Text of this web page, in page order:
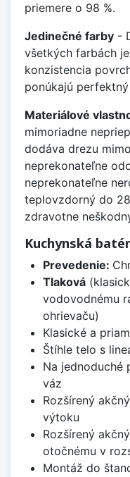
priemere o 98 %.
Jedinečné farby -
všetkých farbách
konzistencia
ponúkajú
Materiálové
mimoriadne
dodáva drezu
neprekonateľne
neprekonateľne
teplovzdorný do
zdravotne
Kuchynská
Prevedenie:
Tlaková
vodovodnému
ohrievaču)
Klasické a
Štíhle telo s
Na jednoduché
váz
Rozšírený
výtoku
Rozšírený
otočnému v
Montáž do